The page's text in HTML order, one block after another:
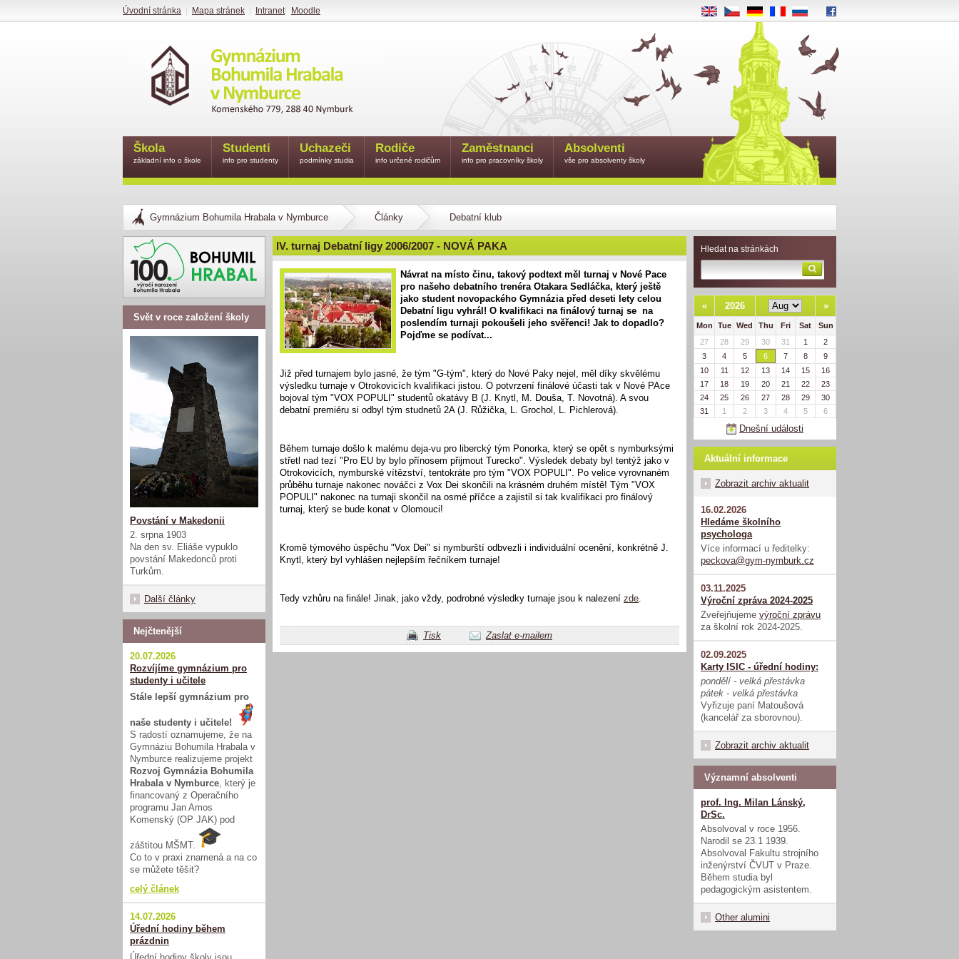
Gymnázium Bohumila Hrabala v Nymburce Články Debatní klub
IV. turnaj Debatní ligy 2006/2007 - NOVÁ PAKA
Návrat na místo činu, takový podtext měl turnaj v Nové Pace
pro našeho debatního trenéra Otakara Sedláčka, který ještě
jako student novopackého Gymnázia před deseti lety celou
Debatní ligu vyhrál! O kvalifikaci na finálový turnaj se na
poslendím turnaji pokoušeli jeho svěřenci! Jak to dopadlo?
Pojďme se podívat...
Již před turnajem bylo jasné, že tým "G-tým", který do Nové Paky nejel, měl díky skvělému
výsledku turnaje v Otrokovicích kvalifikaci jistou. O potvrzení finálové účasti tak v Nové PAce
bojoval tým "VOX POPULI" studentů okatávy B (J. Knytl, M. Douša, T. Novotná). A svou
debatní premiéru si odbyl tým studnetů 2A (J. Růžička, L. Grochol, L. Pichlerová).
Během turnaje došlo k malému deja-vu pro libercký tým Ponorka, který se opět s nymburksými
střetl nad tezí "Pro EU by bylo přínosem přijmout Turecko". Výsledek debaty byl tentýž jako v
Otrokovicích, nymburské vítězství, tentokráte pro tým "VOX POPULI". Po velice vyrovnaném
průběhu turnaje nakonec nováčci z Vox Dei skončili na krásném druhém místě! Tým "VOX
POPULI" nakonec na turnaji skončil na osmé příčce a zajistil si tak kvalifikaci pro finálový
turnaj, který se bude konat v Olomouci!
Kromě týmového úspěchu "Vox Dei" si nymburští odbvezli i individuální ocenění, konkrétně J.
Knytl, který byl vyhlášen nejlepším řečníkem turnaje!
Tedy vzhůru na finále! Jinak, jako vždy, podrobné výsledky turnaje jsou k nalezení zde.
Tisk Zaslat e-mailem
Hledat na stránkách
« 2026 »
Mon Tue Wed Thu Fri Sat
Sun
27
28 29 30 31 1
2
3
4 5 6 7 8
9
10
11 12 13 14 15
16
17
18 19 20 21 22
23
24
25 26 27 28 29
30
31
1 2 3 4 5 6
Dnešní události
Aktuální informace
Zobrazit archiv aktualit
16.02.2026
Hledáme školního
psychologa
Více informací u ředitelky:
peckova@gym-nymburk.cz
03.11.2025
Výroční zpráva 2024-2025
Zveřejňujeme výroční zprávu
za školní rok 2024-2025.
02.09.2025
Karty ISIC - úřední hodiny:
pondělí - velká přestávka
pátek - velká přestávka
Vyřizuje paní Matoušová
(kancelář za sborovnou).
Zobrazit archiv aktualit
Významní absolventi
prof. Ing. Milan Lánský,
DrSc.
Absolvoval v roce 1956.
Narodil se 23.1 1939.
Absolvoval Fakultu strojního
inženýrství ČVUT v Praze.
Během studia byl
pedagogickým asistentem.
Other alumini
Svět v roce založení školy
Povstání v Makedonii
2. srpna 1903
Na den sv. Eliáše vypuklo
povstání Makedonců proti
Turkům.
Další články
Nejčtenější
20.07.2026
Rozvíjíme gymnázium pro
studenty i učitele
Stále lepší gymnázium pro
naše studenty i učitele!
S radostí oznamujeme, že na
Gymnáziu Bohumila Hrabala v
Nymburce realizujeme projekt
Rozvoj Gymnázia Bohumila
Hrabala v Nymburce, který je
financovaný z Operačního
programu Jan Amos
Komenský (OP JAK) pod
záštitou MŠMT.
Co to v praxi znamená a na co
se můžete těšit?
celý článek
14.07.2026
Úřední hodiny během
prázdnin
Škola
základní info o škole
Studenti
info pro studenty
Uchazeči
podmínky studia
Rodiče
info určené rodičům
Zaměstnanci
info pro pracovníky školy
Absolventi
vše pro absolventy školy
Úvodní stránka Mapa stránek Intranet| Moodle EN CS DE RU